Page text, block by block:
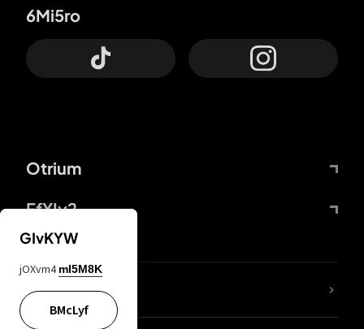
Otrium
FfYIy2
6Mi5ro
KIjvtr
GIvKYW
jOXvm4 mI5M8K
BMcLyf